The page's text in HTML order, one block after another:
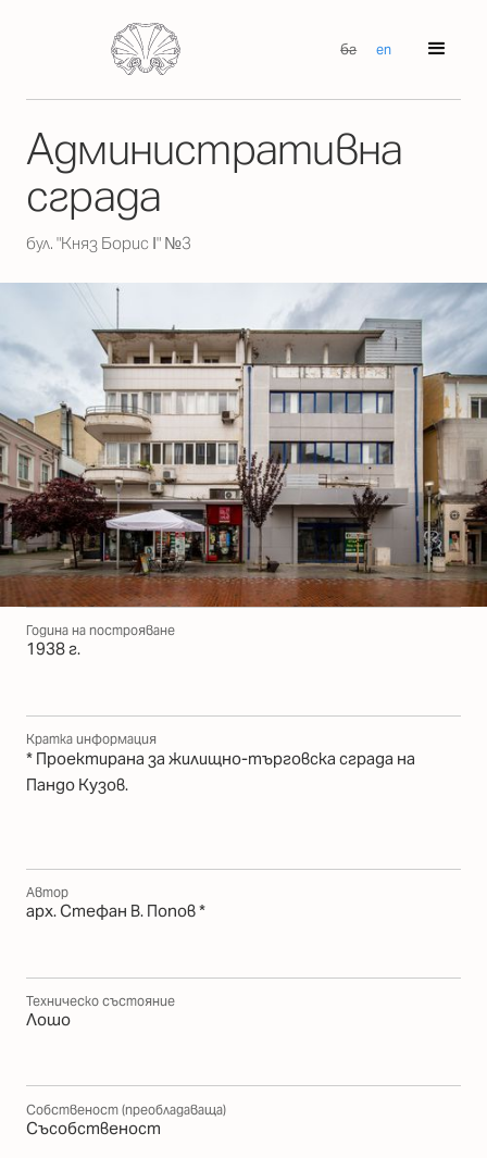
бг en
Административна
сграда
бул. "Княз Борис І" №3
Година на построяване
1938 г.
Кратка информация
* Проектирана за жилищно-търговска сграда на
Пандо Кузов.
Автор
арх. Стефан В. Попов *
Техническо състояние
Лошо
Собственост (преобладаваща)
Съсобственост